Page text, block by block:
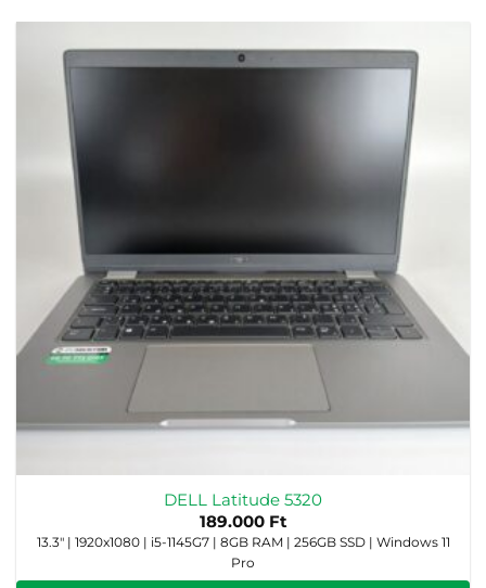
DELL Latitude 5320
189.000 Ft
13.3" | 1920x1080 | i5-1145G7 | 8GB RAM | 256GB SSD | Windows 11
Pro